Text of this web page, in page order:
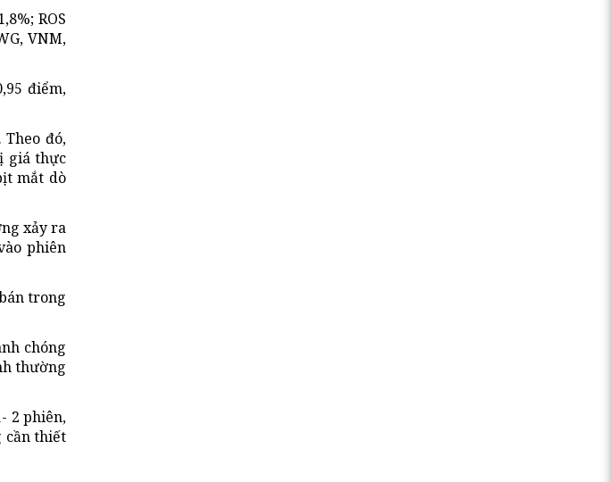
ROS
VNM,
điểm,
đó,
giá thực
mắt dò
xảy ra
phiên
trong
chóng
thường
2 phiên,
cần thiết